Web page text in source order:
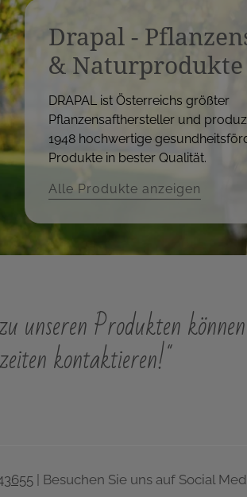
Drapal -
& Naturprodukte
DRAPAL ist Österreichs größter
Pflanzensafthersteller und
1948 hochwertige
Produkte in bester Qualität.
Alle Produkte anzeigen
unseren Produkten
kontaktieren!"
| Besuchen Sie uns auf Social